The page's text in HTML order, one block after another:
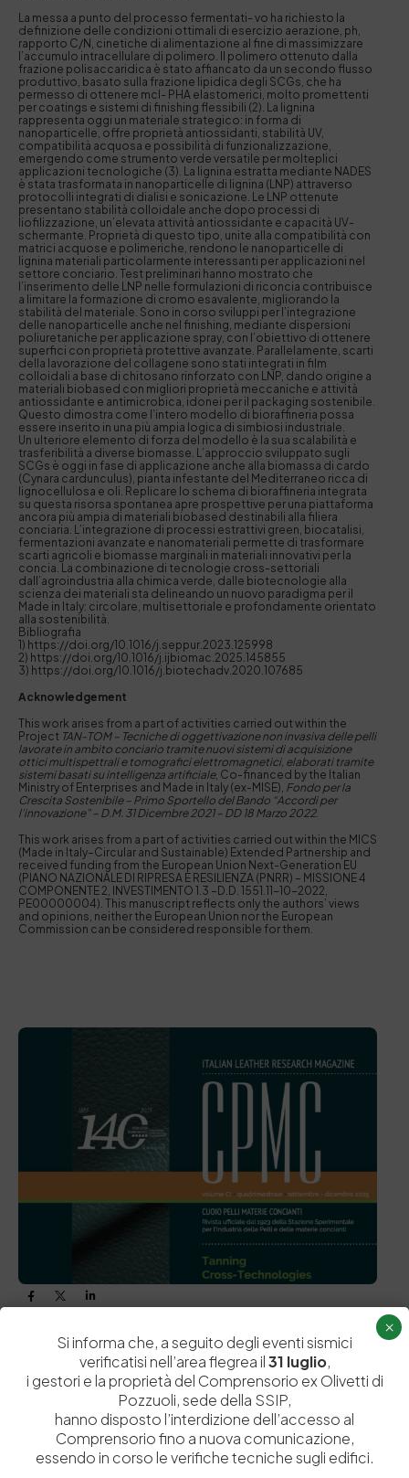
La messa a punto del processo fermentati- vo ha richiesto la
definizione delle condizioni ottimali di esercizio aerazione, ph,
rapporto C/N, cinetiche di alimentazione al fine di massimizzare
l’accumulo intracellulare di polimero. Il polimero ottenuto dalla
frazione polisaccaridica è stato affiancato da un secondo flusso
produttivo, basato sulla frazione lipidica degli SCGs, che ha
permesso di ottenere mcl- PHA elastomerici, molto promettenti
per coatings e sistemi di finishing flessibili (2). La lignina
rappresenta oggi un materiale strategico: in forma di
nanoparticelle, offre proprietà antiossidanti, stabilità UV,
compatibilità acquosa e possibilità di funzionalizzazione,
emergendo come strumento verde versatile per molteplici
applicazioni tecnologiche (3). La lignina estratta mediante NADES
è stata trasformata in nanoparticelle di lignina (LNP) attraverso
protocolli integrati di dialisi e sonicazione. Le LNP ottenute
presentano stabilità colloidale anche dopo processi di
liofilizzazione, un’elevata attività antiossidante e capacità UV-
schermante. Proprietà di questo tipo, unite alla compatibilità con
matrici acquose e polimeriche, rendono le nanoparticelle di
lignina materiali particolarmente interessanti per applicazioni nel
settore conciario. Test preliminari hanno mostrato che
l’inserimento delle LNP nelle formulazioni di riconcia contribuisce
a limitare la formazione di cromo esavalente, migliorando la
stabilità del materiale. Sono in corso sviluppi per l’integrazione
delle nanoparticelle anche nel finishing, mediante dispersioni
poliuretaniche per applicazione spray, con l’obiettivo di ottenere
superfici con proprietà protettive avanzate. Parallelamente, scarti
della lavorazione del collagene sono stati integrati in film
colloidali a base di chitosano rinforzato con LNP, dando origine a
materiali biobased con migliori proprietà meccaniche e attività
antiossidante e antimicrobica, idonei per il packaging sostenibile.
Questo dimostra come l’intero modello di bioraffineria possa
essere inserito in una più ampia logica di simbiosi industriale.
Un ulteriore elemento di forza del modello è la sua scalabilità e
trasferibilità a diverse biomasse. L’approccio sviluppato sugli
SCGs è oggi in fase di applicazione anche alla biomassa di cardo
(Cynara cardunculus), pianta infestante del Mediterraneo ricca di
lignocellulosa e oli. Replicare lo schema di bioraffineria integrata
su questa risorsa spontanea apre prospettive per una piattaforma
ancora più ampia di materiali biobased destinabili alla filiera
conciaria. L’integrazione di processi estrattivi green, biocatalisi,
fermentazioni avanzate e nanomateriali permette di trasformare
scarti agricoli e biomasse marginali in materiali innovativi per la
concia. La combinazione di tecnologie cross-settoriali
dall’agroindustria alla chimica verde, dalle biotecnologie alla
scienza dei materiali sta delineando un nuovo paradigma per il
Made in Italy: circolare, multisettoriale e profondamente orientato
alla sostenibilità.
Bibliografia
1) https://doi.org/10.1016/j.seppur.2023.125998
2) https://doi.org/10.1016/j.ijbiomac.2025.145855
3) https://doi.org/10.1016/j.biotechadv.2020.107685
Acknowledgement
This work arises from a part of activities carried out within the
Project TAN-TOM – Tecniche di oggettivazione non invasiva delle pelli
lavorate in ambito conciario tramite nuovi sistemi diacquisizione
ottici multispettrali e tomograficielettromagnetici, elaborati tramite
sistemi basati su intelligenza artificiale, Co-financed by the Italian
Ministry of Enterprises and Made in Italy (ex-MISE), Fondo per la
Crescita Sostenibile – Primo Sportello del Bando “Accordi per
l’innovazione” – D.M. 31 Dicembre 2021 – DD 18 Marzo 2022.
This work arises from a part of activities carried out within the MICS
(Made in Italy–Circular and Sustainable) Extended Partnership and
received funding from the European Union Next-Generation EU
(PIANO NAZIONALE DI RIPRESA E RESILIENZA (PNRR) – MISSIONE 4
COMPONENTE 2, INVESTIMENTO 1.3 –D.D. 1551.11-10-2022,
PE00000004). This manuscript reflects only the authors’ views
and opinions, neither the European Union nor the European
Commission can be considered responsible for them.
PREVIOUS ARTICOLO NEXT ARTICOLO
Si informa che, a seguito degli eventi sismici
verificatisi nell’area flegrea il31 luglio,
i gestori e la proprietà del Comprensorio ex Olivetti di
Pozzuoli, sede della SSIP,
hanno disposto l’interdizione dell’accesso al
Comprensorio fino a nuova comunicazione,
essendo in corso le verifiche tecniche sugli edifici.
×